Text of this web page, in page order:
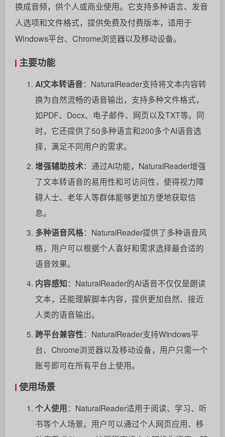
换成音频，供个人或商业使用。它支持多种语言、发音
人选项和文件格式，提供免费及付费版本，适用于
Windows平台、Chrome浏览器以及移动设备。
主要功能
AI文本转语音：NaturalReader支持将文本内容转
换为自然流畅的语音输出，支持多种文件格式，
如PDF、Docx、电子邮件、网页以及TXT等。同
时，它还提供了50多种语言和200多个AI语音选
择，满足不同用户的需求。
增强辅助技术：通过AI功能，NaturalReader增强
了文本转语音的易用性和可访问性，使得视力障
碍人士、老年人等群体能够更加方便地获取信
息。
多种语音风格：NaturalReader提供了多种语音风
格，用户可以根据个人喜好和需求选择最合适的
语音效果。
内容感知：NaturalReader的AI语音不仅仅是朗读
文本，还能理解脚本内容，提供更加自然、接近
人类的语音输出。
跨平台兼容性：NaturalReader支持Windows平
台、Chrome浏览器以及移动设备，用户只需一个
账号即可在所有平台上使用。
使用场景
个人使用：NaturalReader适用于阅读、学习、听
书等个人场景。用户可以通过个人网页应用、移